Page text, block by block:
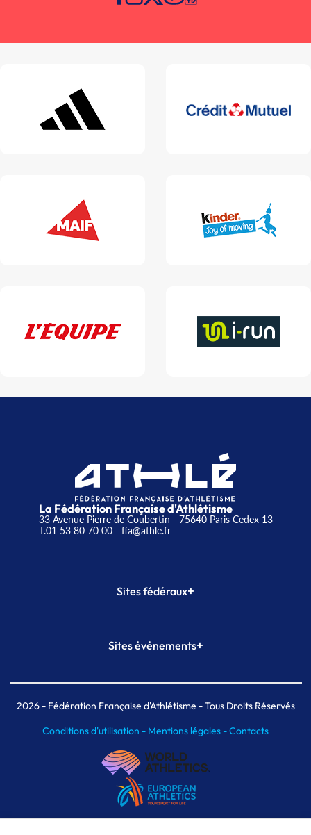
La Fédération Française d'Athlétisme
33 Avenue Pierre de Coubertin - 75640 Paris Cedex 13
T.01 53 80 70 00- ffa@athle.fr
Sites fédéraux+
Plateforme Formation
Sites événements+
Meeting de Paris indoor
MAIF Ekiden de Paris
2026- Fédération Française d'Athlétisme - Tous Droits Réservés
Conditions d'utilisation - Mentions légales -Contacts